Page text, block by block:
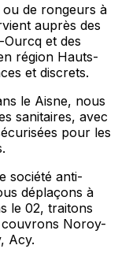
ou de rongeurs à
auprès des
et des
région Hauts-
et discrets.
le Aisne, nous
sanitaires, avec
pour les
société anti-
déplaçons à
le 02, traitons
Noroy-
Acy.